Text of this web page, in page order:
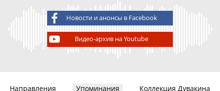
Новости и анонсы в Facebook
Видео-архив на Youtube
Направления Упоминания Коллекция Дувакина